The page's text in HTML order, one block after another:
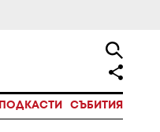
ПОДКАСТИ СЪБИТИЯ